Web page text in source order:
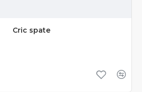
Cric spate